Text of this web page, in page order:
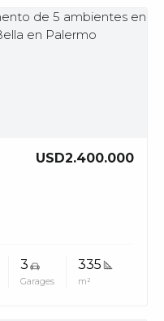
USD2.400.000
3
Garages
335
m²